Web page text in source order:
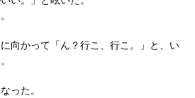
向かって「ん？行こ、行こ。」と、い
った。